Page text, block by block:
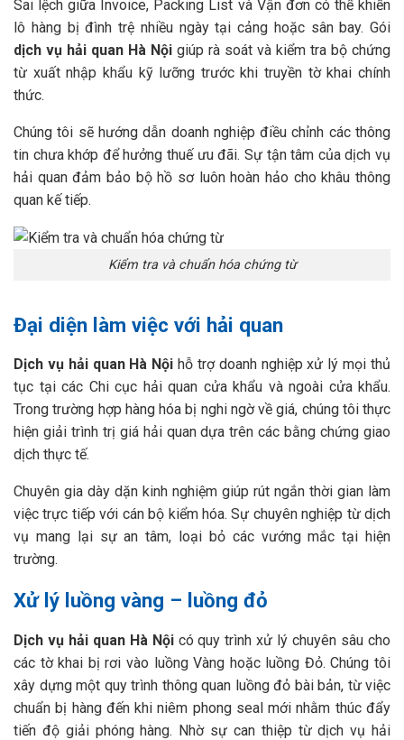
Sai lệch giữa Invoice, Packing List và Vận đơn có thể khiến
lô hàng bị đình trệ nhiều ngày tại cảng hoặc sân bay. Gói
dịch vụ hải quan Hà Nội giúp rà soát và kiểm tra bộ chứng
từ xuất nhập khẩu kỹ lưỡng trước khi truyền tờ khai chính
thức.
Chúng tôi sẽ hướng dẫn doanh nghiệp điều chỉnh các thông
tin chưa khớp để hưởng thuế ưu đãi. Sự tận tâm của dịch vụ
hải quan đảm bảo bộ hồ sơ luôn hoàn hảo cho khâu thông
quan kế tiếp.
Kiểm tra và chuẩn hóa chứng từ
Đại diện làm việc với hải quan
Dịch vụ hải quan Hà Nội hỗ trợ doanh nghiệp xử lý mọi thủ
tục tại các Chi cục hải quan cửa khẩu và ngoài cửa khẩu.
Trong trường hợp hàng hóa bị nghi ngờ về giá, chúng tôi thực
hiện giải trình trị giá hải quan dựa trên các bằng chứng giao
dịch thực tế.
Chuyên gia dày dặn kinh nghiệm giúp rút ngắn thời gian làm
việc trực tiếp với cán bộ kiểm hóa. Sự chuyên nghiệp từ dịch
vụ mang lại sự an tâm, loại bỏ các vướng mắc tại hiện
trường.
Xử lý luồng vàng – luồng đỏ
Dịch vụ hải quan Hà Nộicó quy trình xử lý chuyên sâu cho
các tờ khai bị rơi vào luồng Vàng hoặc luồng Đỏ. Chúng tôi
xây dựng một quy trình thông quan luồng đỏ bài bản, từ việc
chuẩn bị hàng đến khi niêm phong seal mới nhằm thúc đẩy
tiến độ giải phóng hàng. Nhờ sự can thiệp từ dịch vụ hải